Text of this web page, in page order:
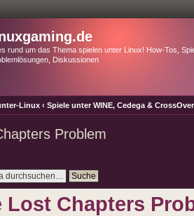
rund um das Thema spielen unter Linux! How-Tos,
Diskussionen
Linux ‹ Spiele unter WINE, Cedega &
Problem
Lost Chapters